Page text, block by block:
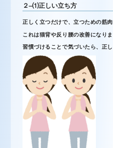
２–⑴正しい立ち方
正しく立つだけで、立つための筋肉
これは猫背や反り腰の改善になりま
習慣づけることで気づいたら、正